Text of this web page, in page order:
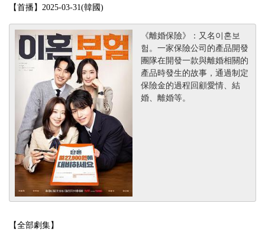
【首播】2025-03-31(韓國)
《離婚保險》：又名이혼보
험。一家保險公司的產品開發
團隊在開發一款與離婚相關的
產品時發生的故事，通過制定
保險金的過程回顧愛情、結
婚、離婚等。
【全部劇集】